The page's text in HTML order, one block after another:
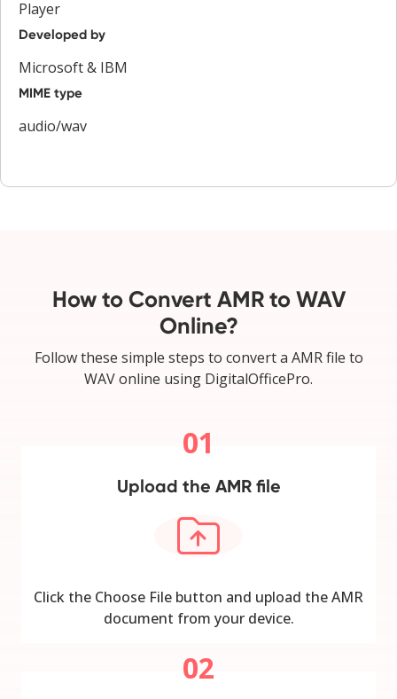
Player
Developed by
Microsoft & IBM
MIME type
audio/wav
How to Convert AMR to WAV
Online?
Follow these simple steps to convert a AMR file to
WAV online using DigitalOfficePro.
01
Upload the AMR file
Click the Choose File button and upload the AMR
document from your device.
02